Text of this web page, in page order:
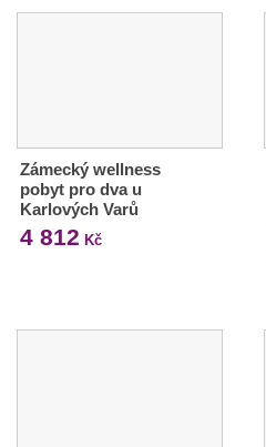
Zámecký wellness
pobyt pro dva u
Karlových Varů
4 812 Kč